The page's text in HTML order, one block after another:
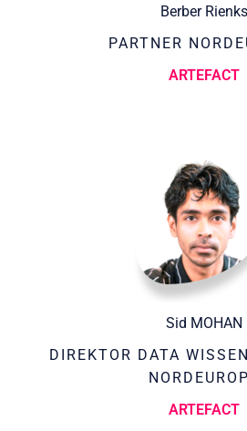
Berber Rienks
PARTNER
ARTEFACT
Sid MOHAN
DIREKTOR DATA
ARTEFACT